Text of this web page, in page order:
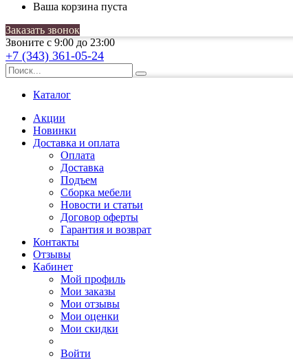
Ваша корзина пуста
Заказать звонок
Звоните с 9:00 до 23:00
+7 (343) 361-05-24
Каталог
Акции
Новинки
Доставка и оплата
Оплата
Доставка
Подъем
Сборка мебели
Новости и статьи
Договор оферты
Гарантия и возврат
Контакты
Отзывы
Кабинет
Мой профиль
Мои заказы
Мои отзывы
Мои оценки
Мои скидки
Войти